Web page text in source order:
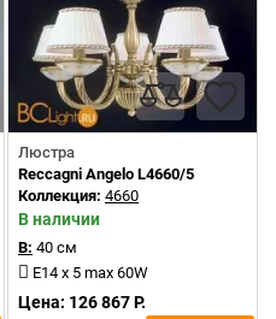
Люстра
Reccagni Angelo L4660/5
Коллекция: 4660
В наличии
В: 40 см
E14 x 5 max 60W
Цена: 126 867 Р.